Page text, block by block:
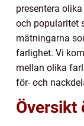
presentera
och popularitet
mätningarna
farlighet. Vi
mellan olika
för- och
Översikt